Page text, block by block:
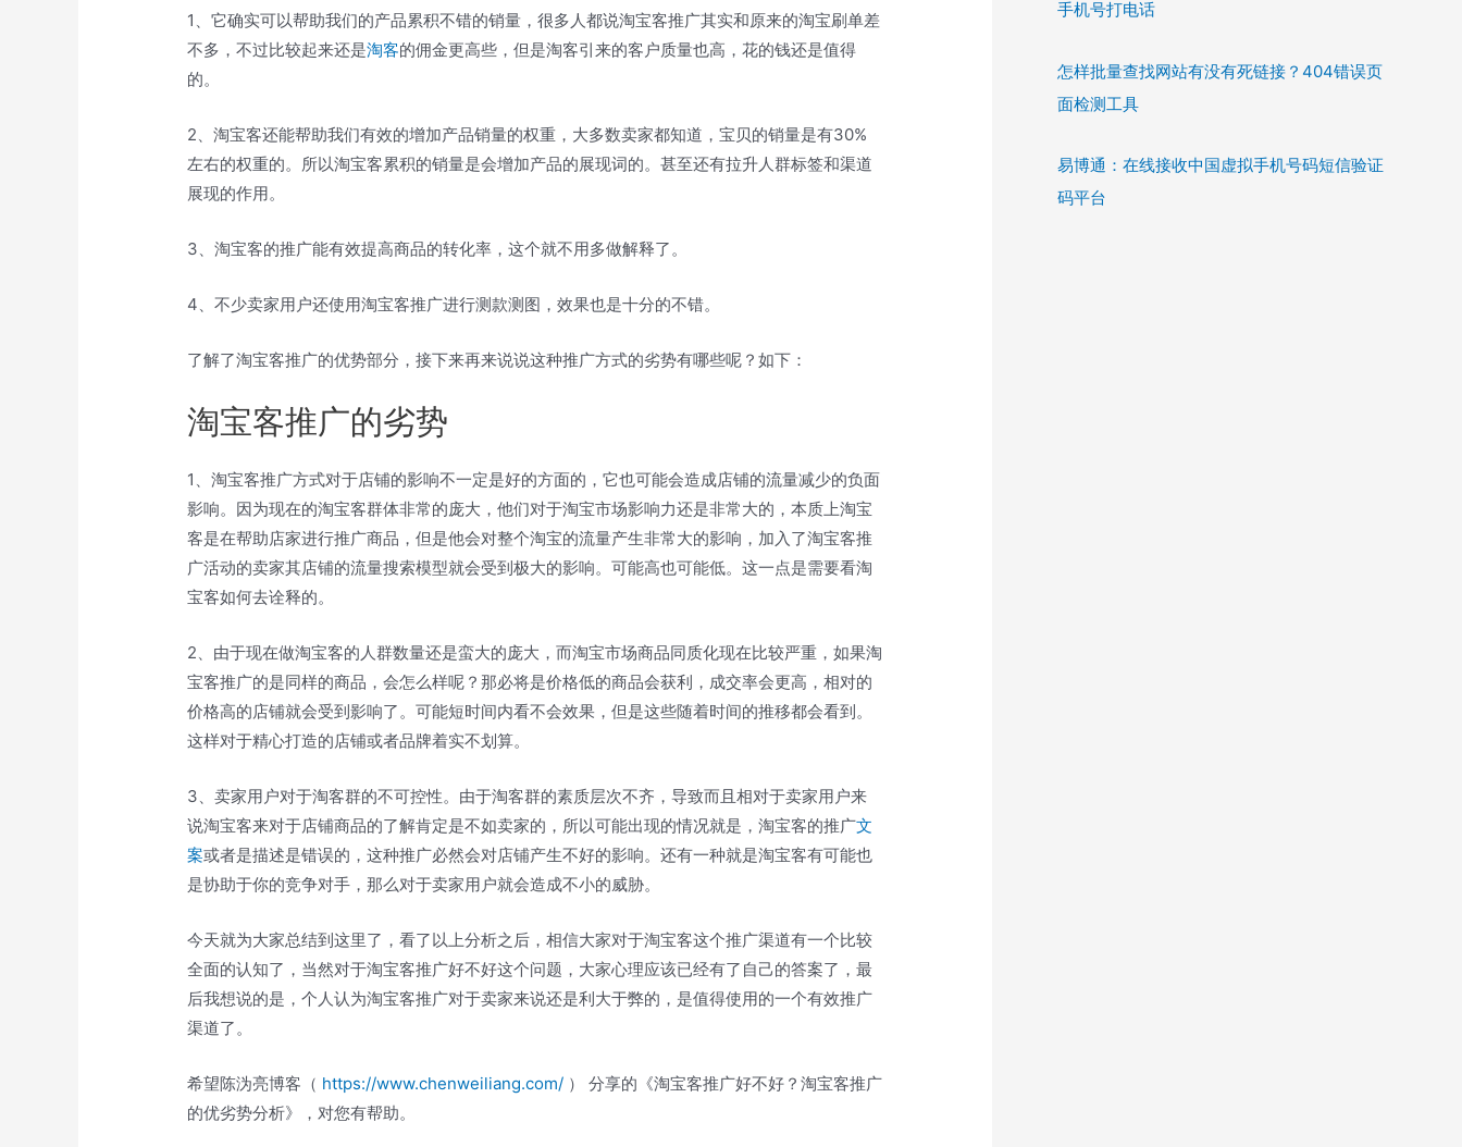
1、它确实可以帮助我们的产品累积不错的销量，很多人都说淘宝客推广其实和原来的淘宝刷单差
不多，不过比较起来还是淘客的佣金更高些，但是淘客引来的客户质量也高，花的钱还是值得
的。
2、淘宝客还能帮助我们有效的增加产品销量的权重，大多数卖家都知道，宝贝的销量是有30%
左右的权重的。所以淘宝客累积的销量是会增加产品的展现词的。甚至还有拉升人群标签和渠道
展现的作用。
3、淘宝客的推广能有效提高商品的转化率，这个就不用多做解释了。
4、不少卖家用户还使用淘宝客推广进行测款测图，效果也是十分的不错。
了解了淘宝客推广的优势部分，接下来再来说说这种推广方式的劣势有哪些呢？如下：
淘宝客推广的劣势
1、淘宝客推广方式对于店铺的影响不一定是好的方面的，它也可能会造成店铺的流量减少的负面
影响。因为现在的淘宝客群体非常的庞大，他们对于淘宝市场影响力还是非常大的，本质上淘宝
客是在帮助店家进行推广商品，但是他会对整个淘宝的流量产生非常大的影响，加入了淘宝客推
广活动的卖家其店铺的流量搜索模型就会受到极大的影响。可能高也可能低。这一点是需要看淘
宝客如何去诠释的。
2、由于现在做淘宝客的人群数量还是蛮大的庞大，而淘宝市场商品同质化现在比较严重，如果淘
宝客推广的是同样的商品，会怎么样呢？那必将是价格低的商品会获利，成交率会更高，相对的
价格高的店铺就会受到影响了。可能短时间内看不会效果，但是这些随着时间的推移都会看到。
这样对于精心打造的店铺或者品牌着实不划算。
3、卖家用户对于淘客群的不可控性。由于淘客群的素质层次不齐，导致而且相对于卖家用户来
说淘宝客来对于店铺商品的了解肯定是不如卖家的，所以可能出现的情况就是，淘宝客的推广文
案或者是描述是错误的，这种推广必然会对店铺产生不好的影响。还有一种就是淘宝客有可能也
是协助于你的竞争对手，那么对于卖家用户就会造成不小的威胁。
今天就为大家总结到这里了，看了以上分析之后，相信大家对于淘宝客这个推广渠道有一个比较
全面的认知了，当然对于淘宝客推广好不好这个问题，大家心理应该已经有了自己的答案了，最
后我想说的是，个人认为淘宝客推广对于卖家来说还是利大于弊的，是值得使用的一个有效推广
渠道了。
希望陈沩亮博客（ https://www.chenweiliang.com/ ） 分享的《淘宝客推广好不好？淘宝客推广
的优劣势分析》，对您有帮助。
手机号打电话
怎样批量查找网站有没有死链接？404错误页
面检测工具
易博通：在线接收中国虚拟手机号码短信验证
码平台